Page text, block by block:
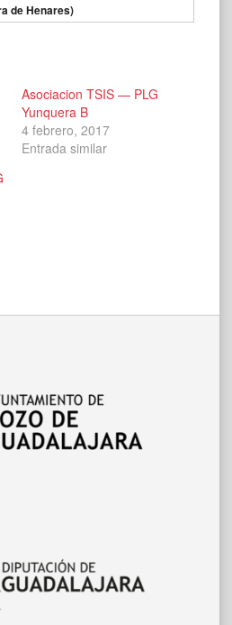
de Henares)
Asociacion TSIS — PLG
Yunquera B
4 febrero, 2017
Entrada similar